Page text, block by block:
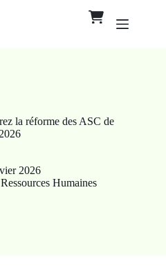
la réforme des ASC de
2026
Ressources Humaines